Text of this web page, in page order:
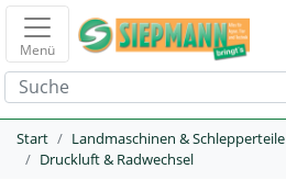
Menü
Start Landmaschinen & Schlepperteile
Druckluft & Radwechsel